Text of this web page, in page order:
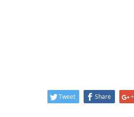
Tweet Share